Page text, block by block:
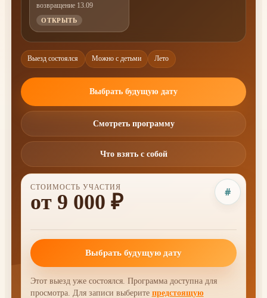
возвращение 13.09
ОТКРЫТЬ
Выезд состоялся Можно с детьми Лето
Выбрать будущую дату
Смотреть программу
Что взять с собой
СТОИМОСТЬ УЧАСТИЯ
от 9 000 ₽
Выбрать будущую дату
Этот выезд уже состоялся. Программа доступна для
просмотра. Для записи выберите предстоящую
#